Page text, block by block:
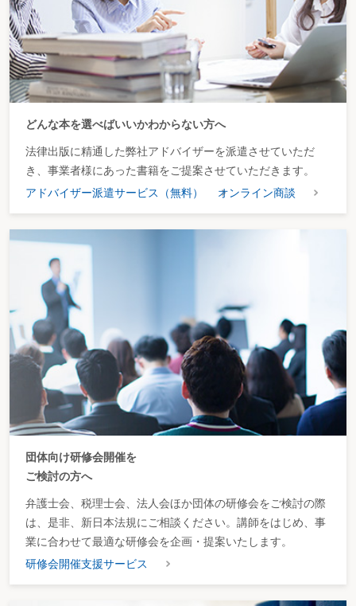
どんな本を選べばいいかわからない方へ
法律出版に精通した弊社アドバイザーを派遣させていただ
き、事業者様にあった書籍をご提案させていただきます。
アドバイザー派遣サービス（無料）
オンライン商談
団体向け研修会開催を
ご検討の方へ
弁護士会、税理士会、法人会ほか団体の研修会をご検討の際
は、是非、新日本法規にご相談ください。講師をはじめ、事
業に合わせて最適な研修会を企画・提案いたします。
研修会開催支援サービス